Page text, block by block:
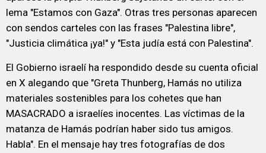
lema "Estamos con Gaza". Otras tres personas aparecen
con sendos carteles con las frases "Palestina libre",
"Justicia climática ¡ya!" y "Esta judía está con Palestina".
El Gobierno israelí ha respondido desde su cuenta oficial
en X alegando que "Greta Thunberg, Hamás no utiliza
materiales sostenibles para los cohetes que han
MASACRADO a israelíes inocentes. Las víctimas de la
matanza de Hamás podrían haber sido tus amigos.
Habla". En el mensaje hay tres fotografías de dos